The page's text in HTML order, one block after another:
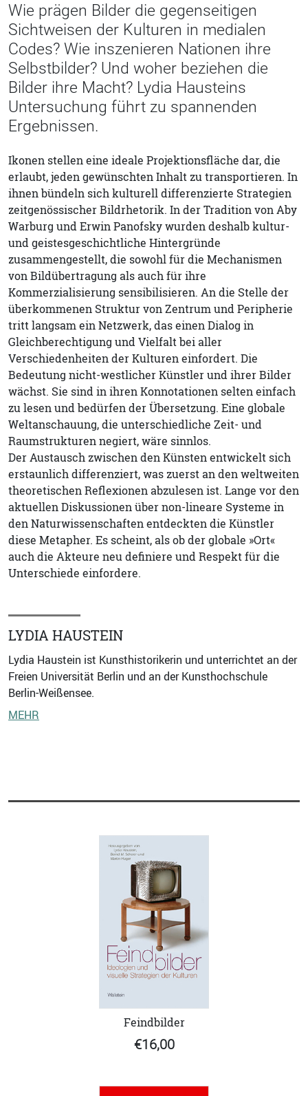
Wie prägen Bilder die gegenseitigen
Sichtweisen der Kulturen in medialen
Codes? Wie inszenieren Nationen ihre
Selbstbilder? Und woher beziehen die
Bilder ihre Macht? Lydia Hausteins
Untersuchung führt zu spannenden
Ergebnissen.
Ikonen stellen eine ideale Projektionsfläche dar, die
erlaubt, jeden gewünschten Inhalt zu transportieren. In
ihnen bündeln sich kulturell differenzierte Strategien
zeitgenössischer Bildrhetorik. In der Tradition von Aby
Warburg und Erwin Panofsky wurden deshalb kultur-
und geistesgeschichtliche Hintergründe
zusammengestellt, die sowohl für die Mechanismen
von Bildübertragung als auch für ihre
Kommerzialisierung sensibilisieren. An die Stelle der
überkommenen Struktur von Zentrum und Peripherie
tritt langsam ein Netzwerk, das einen Dialog in
Gleichberechtigung und Vielfalt bei aller
Verschiedenheiten der Kulturen einfordert. Die
Bedeutung nicht-westlicher Künstler und ihrer Bilder
wächst. Sie sind in ihren Konnotationen selten einfach
zu lesen und bedürfen der Übersetzung. Eine globale
Weltanschauung, die unterschiedliche Zeit- und
Raumstrukturen negiert, wäre sinnlos.
Der Austausch zwischen den Künsten entwickelt sich
erstaunlich differenziert, was zuerst an den weltweiten
theoretischen Reflexionen abzulesen ist. Lange vor den
aktuellen Diskussionen über non-lineare Systeme in
den Naturwissenschaften entdeckten die Künstler
diese Metapher. Es scheint, als ob der globale »Ort«
auch die Akteure neu definiere und Respekt für die
Unterschiede einfordere.
LYDIA HAUSTEIN
Lydia Haustein ist Kunsthistorikerin und unterrichtet an der
Freien Universität Berlin und an der Kunsthochschule
Berlin-Weißensee.
MEHR
Feindbilder
€16,00